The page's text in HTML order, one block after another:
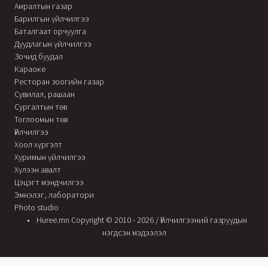
Амралтын газар
Барилгын үйлчилгээ
Баталгаат орчуулга
Дуудлагын үйлчилгээ
Зочид буудал
Караоке
Ресторан зоогийн газар
Сувилал, рашаан
Сургалтын төв
Тоглоомын төв
Үйлчилгээ
Хоол хүргэлт
Хуримын үйлчилгээ
Хүлээн авалт
Цэцэгт мэндчилгээ
Эмнэлэг, лаборатори
Photo studio
Huree.mn Copyright © 2010 - 2026 / Үйлчилгээний газруудын
нэгдсэн мэдээлэл